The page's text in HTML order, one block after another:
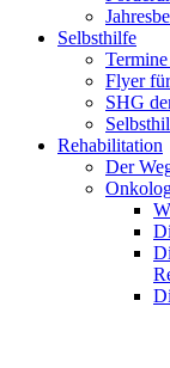
Selbsthilfe
Flyer
SHG
Rehabilitation
Der